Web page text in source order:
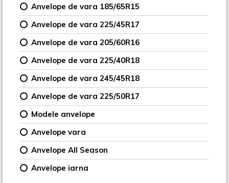
Anvelope de vara 185/65R15
Anvelope de vara 225/45R17
Anvelope de vara 205/60R16
Anvelope de vara 225/40R18
Anvelope de vara 245/45R18
Anvelope de vara 225/50R17
Modele anvelope
Anvelope vara
Anvelope All Season
Anvelope iarna